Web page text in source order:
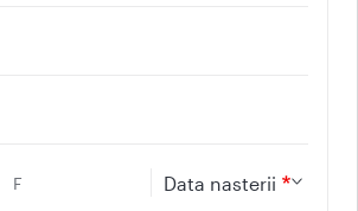
F Data nasterii